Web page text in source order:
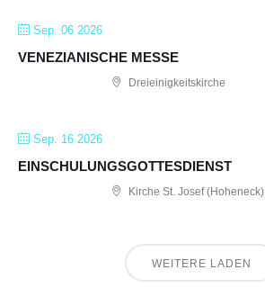
Sep. 06 2026
VENEZIANISCHE MESSE
Dreieinigkeitskirche
Sep. 16 2026
EINSCHULUNGSGOTTESDIENST
Kirche St. Josef (Hoheneck)
WEITERE LADEN